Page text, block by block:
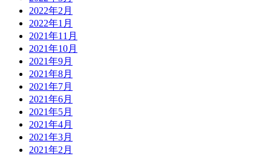
2022年2月
2022年1月
2021年11月
2021年10月
2021年9月
2021年8月
2021年7月
2021年6月
2021年5月
2021年4月
2021年3月
2021年2月